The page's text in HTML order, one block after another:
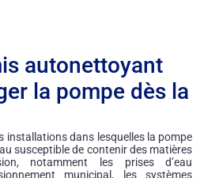
autonettoyant
la pompe dès la
installations dans lesquelles la pompe
susceptible de contenir des matières
notamment les prises d’eau
municipal, les systèmes